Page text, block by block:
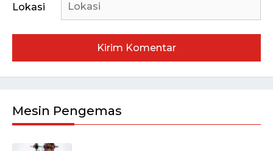
Lokasi
Mesin Pengemas